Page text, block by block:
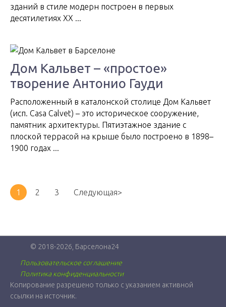
зданий в стиле модерн построен в первых
десятилетиях XX ...
Дом Кальвет – «простое»
творение Антонио Гауди
Расположенный в каталонской столице Дом Кальвет
(исп. Casa Calvet) – это историческое сооружение,
памятник архитектуры. Пятиэтажное здание с
плоской террасой на крыше было построено в 1898–
1900 годах ...
1 2 3 Следующая>
© 2018-2026, Барселона24
Пользовательское соглашение
Политика конфиденциальности
Копирование разрешено только с указанием активной
ссылки на источник.